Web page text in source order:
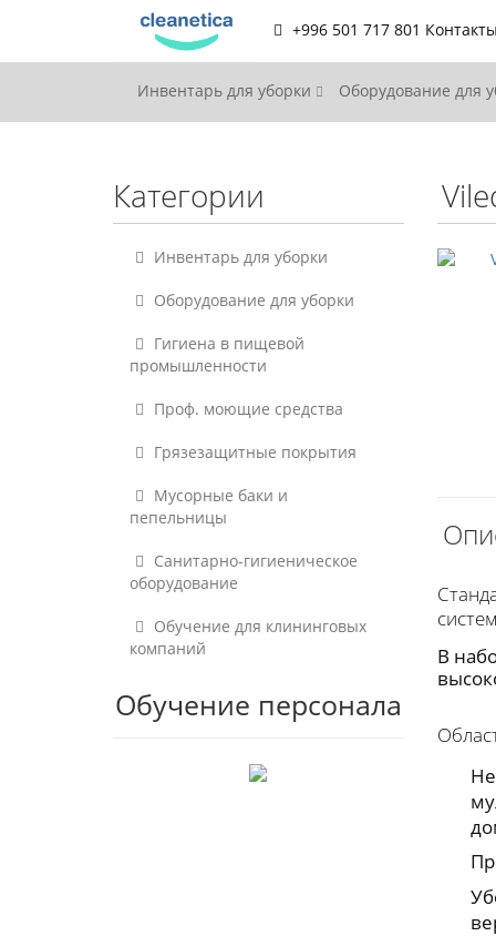
+996 501 717 801 Контакты
Инвентарь для уборки Оборудование для
Категории
Инвентарь для уборки
Оборудование для уборки
Гигиена в пищевой
промышленности
Проф. моющие средства
Грязезащитные покрытия
Мусорные баки и
пепельницы
Санитарно-гигиеническое
оборудование
Обучение для клининговых
компаний
Обучение персонала
В